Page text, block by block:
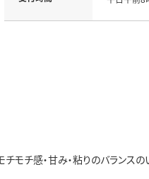
チ感・甘み・粘りのバランスの